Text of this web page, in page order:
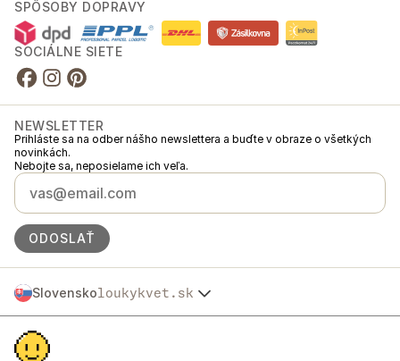
SPÔSOBY DOPRAVY
SOCIÁLNE SIETE
NEWSLETTER
Prihláste sa na odber nášho newslettera a buďte v obraze o všetkých
novinkách.
Nebojte sa, neposielame ich veľa.
ODOSLAŤ
Slovenskoloukykvet.sk
Česko
Polska
Österreich
Spoločnosť Loukykvět s.r.o. je zapísaná v Obchodnom registri
Mestského súdu v Prahe, oddiel C, vložka 268616.